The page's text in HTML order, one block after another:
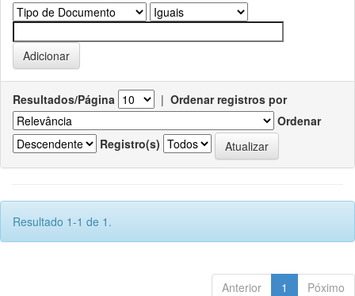
Resultados/Página | Ordenar registros por
Ordenar
Registro(s)
Resultado 1-1 de 1.
Anterior 1 Póximo